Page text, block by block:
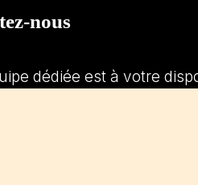
nous
dédiée est à votre